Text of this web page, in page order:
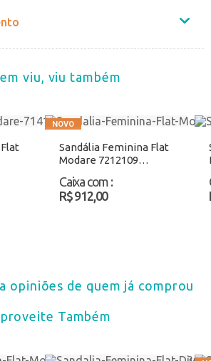
viu, viu também
Sandália Feminina Flat
Modare 7212109
Caixa com :
R$ 912,00
opiniões de quem já comprou
Também